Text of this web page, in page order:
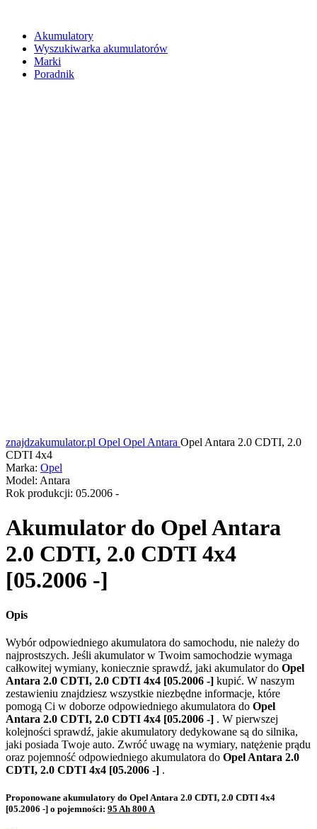
Akumulatory
Wyszukiwarka akumulatorów
Marki
Poradnik
znajdzakumulator.pl Opel Opel Antara Opel Antara 2.0 CDTI, 2.0
CDTI 4x4
Marka: Opel
Model: Antara
Rok produkcji: 05.2006 -
Akumulator do Opel Antara
2.0 CDTI, 2.0 CDTI 4x4
[05.2006 -]
Opis
Wybór odpowiedniego akumulatora do samochodu, nie należy do
najprostszych. Jeśli akumulator w Twoim samochodzie wymaga
całkowitej wymiany, koniecznie sprawdź, jaki akumulator do Opel
Antara 2.0 CDTI, 2.0 CDTI 4x4 [05.2006 -] kupić. W naszym
zestawieniu znajdziesz wszystkie niezbędne informacje, które
pomogą Ci w doborze odpowiedniego akumulatora do Opel
Antara 2.0 CDTI, 2.0 CDTI 4x4 [05.2006 -] . W pierwszej
kolejności sprawdź, jakie akumulatory dedykowane są do silnika,
jaki posiada Twoje auto. Zwróć uwagę na wymiary, natężenie prądu
oraz pojemność odpowiedniego akumulatora do Opel Antara 2.0
CDTI, 2.0 CDTI 4x4 [05.2006 -] .
Proponowane akumulatory do Opel Antara 2.0 CDTI, 2.0 CDTI 4x4
[05.2006 -] o pojemności: 95 Ah 800 A